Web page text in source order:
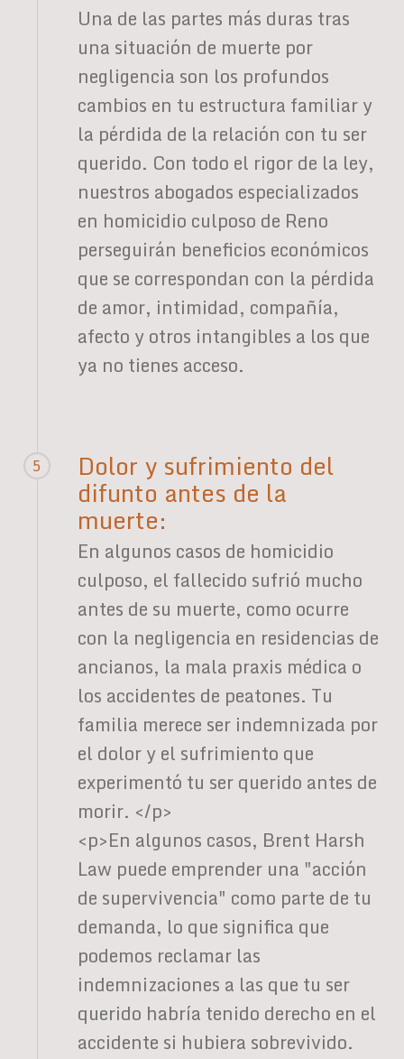
Una de las partes más duras tras
una situación de muerte por
negligencia son los profundos
cambios en tu estructura familiar y
la pérdida de la relación con tu ser
querido. Con todo el rigor de la ley,
nuestros abogados especializados
en homicidio culposo de Reno
perseguirán beneficios económicos
que se correspondan con la pérdida
de amor, intimidad, compañía,
afecto y otros intangibles a los que
ya no tienes acceso.
5 Dolor y sufrimiento del
difunto antes de la
muerte:
En algunos casos de homicidio
culposo, el fallecido sufrió mucho
antes de su muerte, como ocurre
con la negligencia en residencias de
ancianos, la mala praxis médica o
los accidentes de peatones. Tu
familia merece ser indemnizada por
el dolor y el sufrimiento que
experimentó tu ser querido antes de
morir. </p>
<p>En algunos casos, Brent Harsh
Law puede emprender una "acción
de supervivencia" como parte de tu
demanda, lo que significa que
podemos reclamar las
indemnizaciones a las que tu ser
querido habría tenido derecho en el
accidente si hubiera sobrevivido.